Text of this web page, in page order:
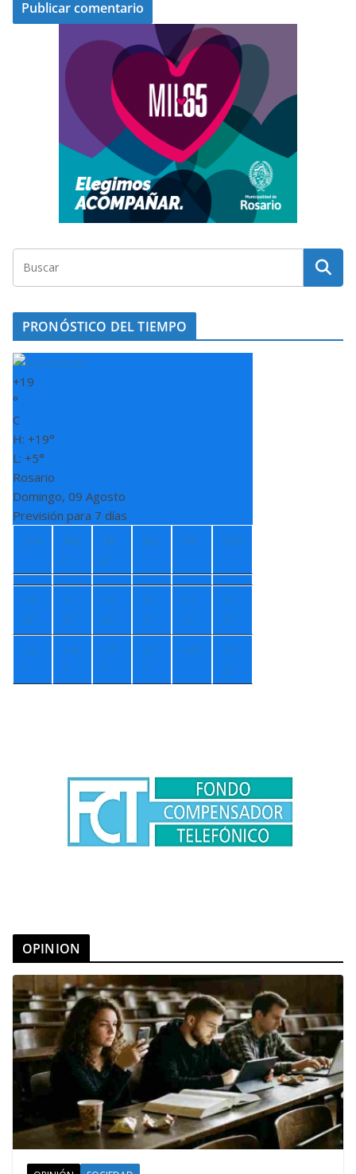
PRONÓSTICO DEL TIEMPO
+19
°
C
H: +19°
L: +5°
Rosario
Domingo, 09 Agosto
Previsión para 7 días
Lun
Ma
r
Mi
é
Jue Vie Sáb
+1
4°
+1
3°
+1
0°
+1
1°
+1
2°
+1
7°
+2
°
+4
°
+7
°
+7
°
+6° +1
2°
OPINION